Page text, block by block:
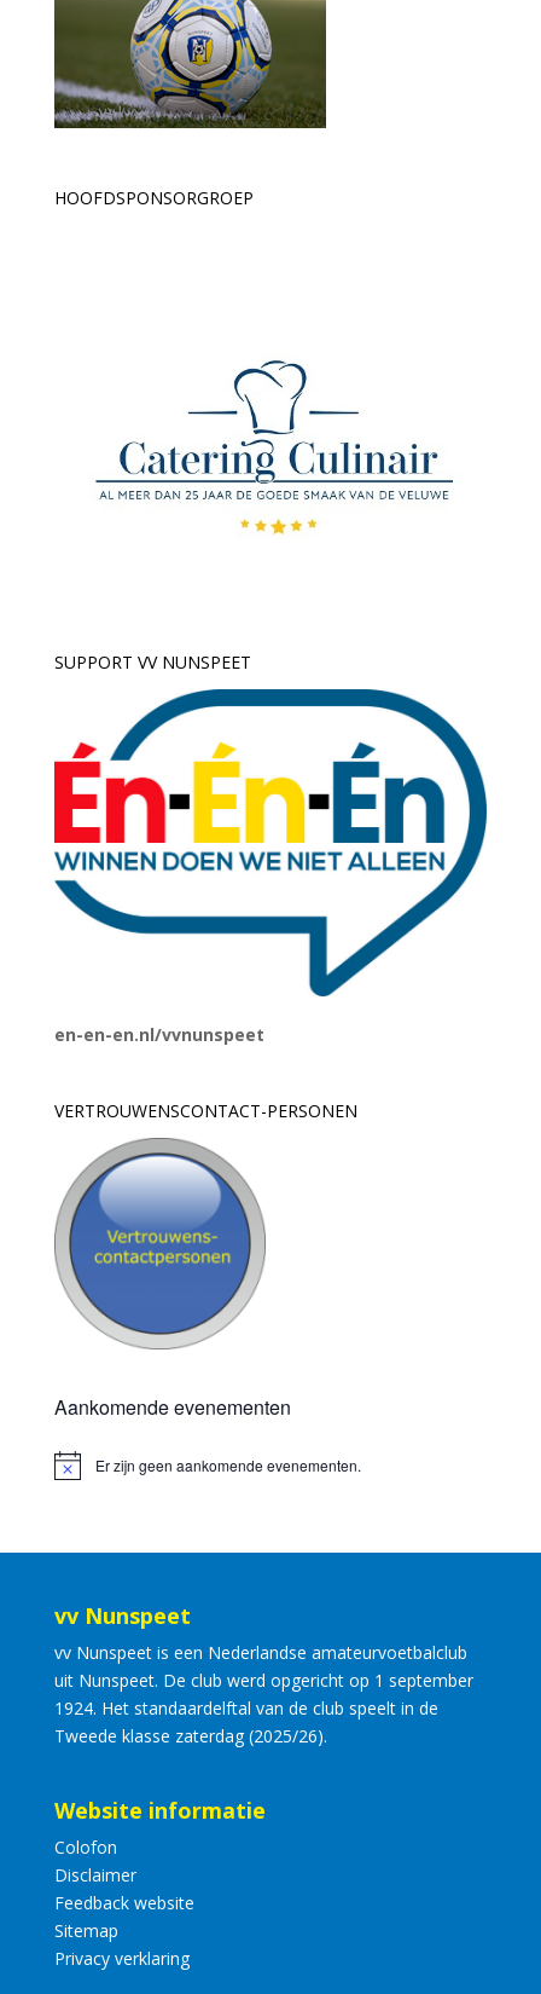
HOOFDSPONSORGROEP
SUPPORT VV NUNSPEET
en-en-en.nl/vvnunspeet
VERTROUWENSCONTACT-PERSONEN
Aankomende evenementen
Er zijn geen aankomende evenementen.
vv Nunspeet
vv Nunspeet is een Nederlandse amateurvoetbalclub
uit Nunspeet. De club werd opgericht op 1 september
1924. Het standaardelftal van de club speelt in de
Tweede klasse zaterdag (2025/26).
Website informatie
Colofon
Disclaimer
Feedback website
Sitemap
Privacy verklaring